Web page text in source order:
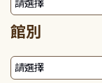
館別